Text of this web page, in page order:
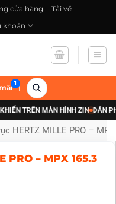
cửa hàng
Tải về
khoản
|
TRÊN MÀN HÌNH ZIN DÁN
HERTZ MILLE PRO – MPX
PRO – MPX 165.3